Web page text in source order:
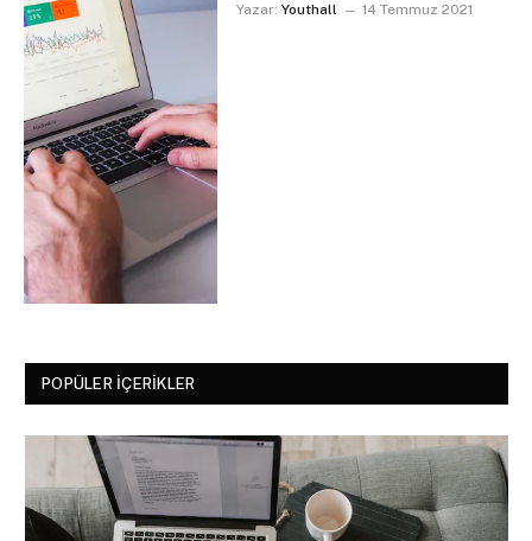
Yazar: Youthall 14 Temmuz 2021
POPÜLER İÇERIKLER